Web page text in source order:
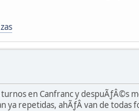
en Canfranc y despuÃƒÂ©s
ya repetidas, ahÃƒÂ­ van de